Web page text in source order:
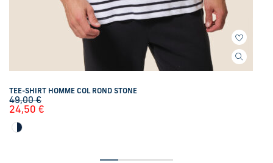
TEE-SHIRT HOMME COL ROND STONE
49,00€
24,50 €